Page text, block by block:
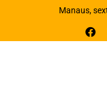
Manaus,